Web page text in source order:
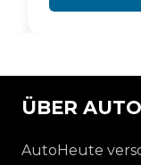
ÜBER
AutoHeute